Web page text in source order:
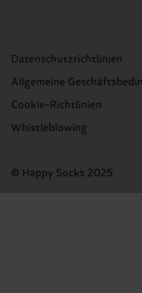
Datenschutzrichtlinien
Allgemeine
Cookie-Richtlinien
Whistleblowing
© Happy Socks 2025